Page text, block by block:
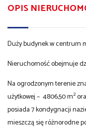
OPIS
Duży budynek w centrum
Nieruchomość obejmuje
Na ogrodzonym terenie
użytkowej – 4806,50 m2
posiada 7 kondygnacji
mieszczą się różnorodne